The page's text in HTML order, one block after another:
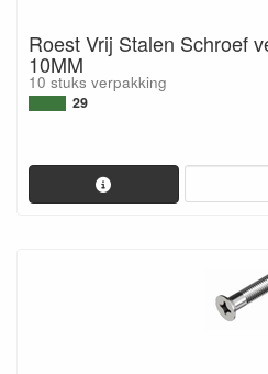
Roest Vrij Stalen Schroef
10MM
10 stuks verpakking
29